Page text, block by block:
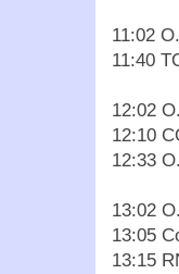
11:02
11:40
12:02
12:10
12:33
13:02
13:05
13:15